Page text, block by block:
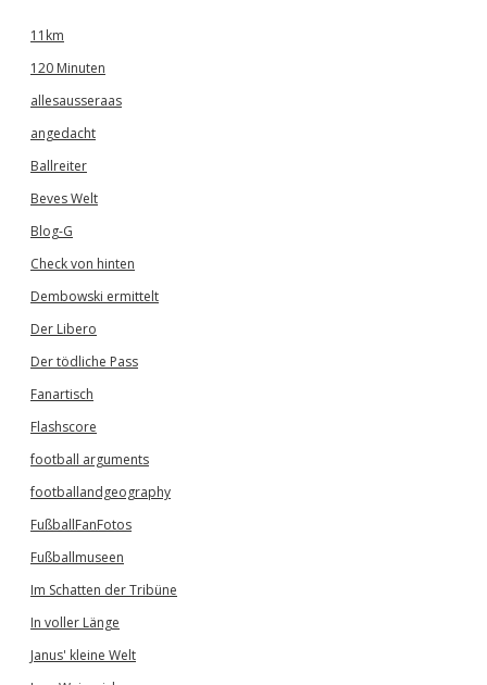
11km
120 Minuten
allesausseraas
angedacht
Ballreiter
Beves Welt
Blog-G
Check von hinten
Dembowski ermittelt
Der Libero
Der tödliche Pass
Fanartisch
Flashscore
football arguments
footballandgeography
FußballFanFotos
Fußballmuseen
Im Schatten der Tribüne
In voller Länge
Janus' kleine Welt